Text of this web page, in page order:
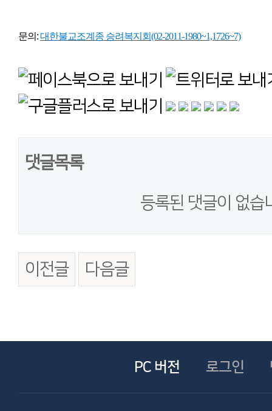
문의:대한불교조계종 승려복지회(02-2011-1980~1,1726~7)
댓글목록
등록된 댓글이 없습
이전글 다음글
PC 버전 로그인